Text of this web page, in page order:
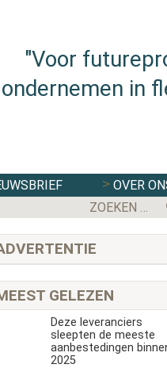
"Voor
ondernemen in
OVER
GELEZEN
Deze leveranciers
sleepten de meeste
aanbestedingen
2025